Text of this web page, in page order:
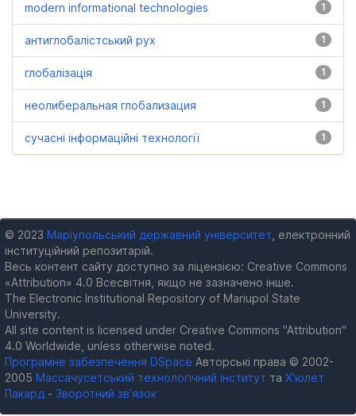
1
modern informational technologies
1
антиглобалістський рух
1
глобалізація
1
неолиберальная глобализация
1
сучасні інформаційні технології
© 2023 Маріупольський державний університет , електронний
інституційний репозитарій.
Весь контент сайту доступно за ліцензією: Creative Commons
«Attribution» 4.0 Всесвітня, якщо не зазначено інше.
The Electronic Institutional Repository of Mariupol State
University.
All site content is licensed under Creative Commons "Attribution"
4.0 Worldwide, unless otherwise noted.
Програмне забезпечення DSpace Авторські права © 2002-
2005 Массачусетський технологічний інститут та Х’юлет
Пакард - Зворотний зв’язок